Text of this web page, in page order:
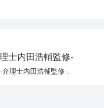
士内田浩輔監修-
理士内田浩輔監修-.